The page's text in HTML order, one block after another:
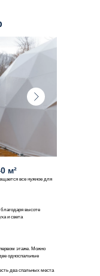
высоте
и света
м²
все нужное для
этаже. Можно
односпальные
два спальных места